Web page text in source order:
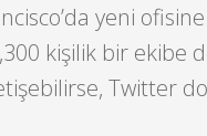
yeni
kişilik bir ekibe
Twitter